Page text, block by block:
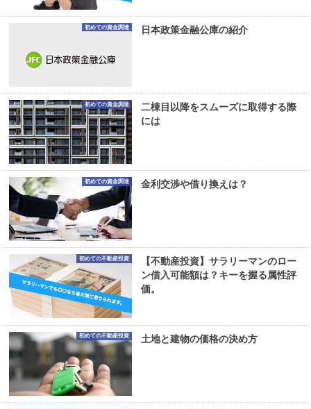
初めての資金調達 日本政策金融公庫の紹介
初めての資金調達
二棟目以降をスムーズに取得する際
には
初めての資金調達 金利交渉や借り換えは？
初めての不動産投資
【不動産投資】サラリーマンのロー
ン借入可能額は？キーを握る属性評
価。
初めての不動産投資 土地と建物の価格の決め方